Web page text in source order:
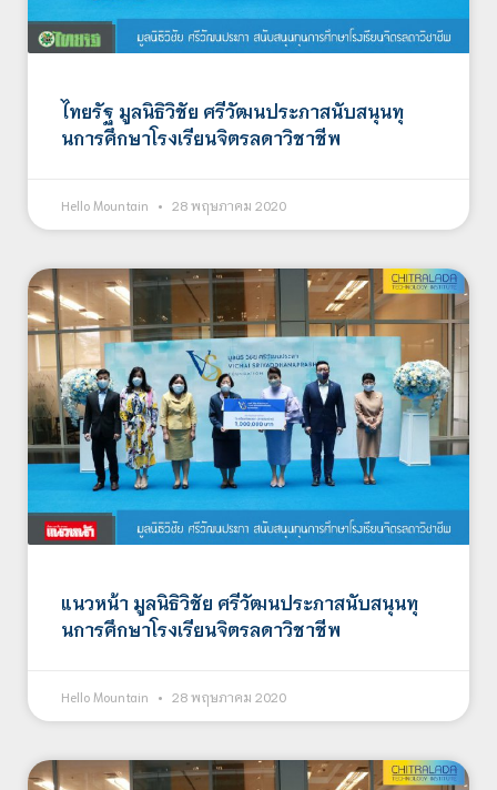
ไทยรัฐ มูลนิธิวิชัย ศรีวัฒนประภาสนับสนุนทุ
นการศึกษาโรงเรียนจิตรลดาวิชาชีพ
Hello Mountain 28 พฤษภาคม 2020
แนวหน้า มูลนิธิวิชัย ศรีวัฒนประภาสนับสนุนทุ
นการศึกษาโรงเรียนจิตรลดาวิชาชีพ
Hello Mountain 28 พฤษภาคม 2020